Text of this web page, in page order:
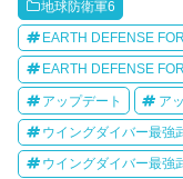
地球防衛軍6
EARTH DEFENSE
EARTH DEFENSE
アップデート ア
ウイングダイバー最強
ウイングダイバー最強